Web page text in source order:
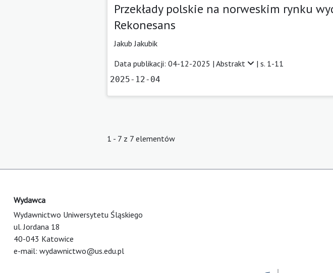
Przekłady polskie na norweskim rynku
Rekonesans
Jakub Jakubik
Data publikacji: 04-12-2025 | Abstrakt | s. 1-11
2025-12-04
1 - 7 z 7 elementów
Wydawca
Wydawnictwo Uniwersytetu Śląskiego
ul. Jordana 18
40-043 Katowice
e-mail: wydawnictwo@us.edu.pl